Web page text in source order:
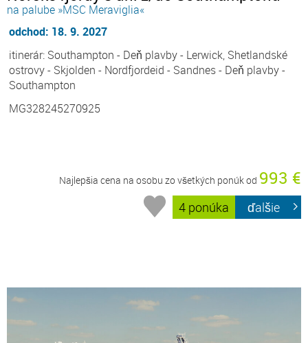
na palube »MSC Meraviglia«
odchod: 18. 9. 2027
itinerár: Southampton - Deň plavby - Lerwick, Shetlandské
ostrovy - Skjolden - Nordfjordeid - Sandnes - Deň plavby -
Southampton
MG328245270925
Najlepšia cena na osobu zo všetkých ponúk od 993 €
4 ponúka ďalšie